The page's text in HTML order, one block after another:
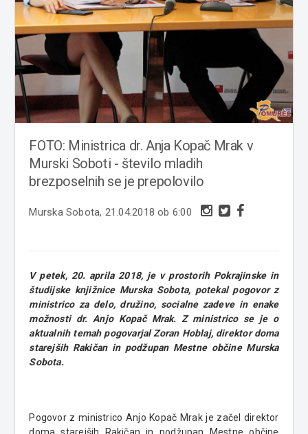
FOTO: Ministrica dr. Anja Kopač Mrak v
Murski Soboti - število mladih
brezposelnih se je prepolovilo
Murska Sobota, 21.04.2018 ob 6:00
V petek, 20. aprila 2018, je v prostorih Pokrajinske in
študijske knjižnice Murska Sobota, potekal pogovor z
ministrico za delo, družino, socialne zadeve in enake
možnosti dr. Anjo Kopač Mrak. Z ministrico se je o
aktualnih temah pogovarjal Zoran Hoblaj, direktor doma
starejših Rakičan in podžupan Mestne občine Murska
Sobota.
Pogovor z ministrico Anjo Kopač Mrak je začel direktor
doma starejših Rakičan in podžupan Mestne občine